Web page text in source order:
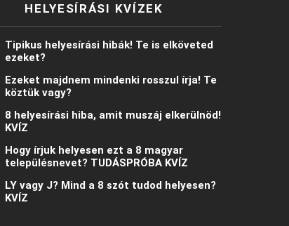
HELYESÍRÁSI KVÍZEK
Tipikus helyesírási hibák! Te is elköveted
ezeket?
Ezeket majdnem mindenki rosszul írja! Te
köztük vagy?
8 helyesírási hiba, amit muszáj elkerülnöd!
KVÍZ
Hogy írjuk helyesen ezt a 8 magyar
településnevet? TUDÁSPRÓBA KVÍZ
LY vagy J? Mind a 8 szót tudod helyesen?
KVÍZ